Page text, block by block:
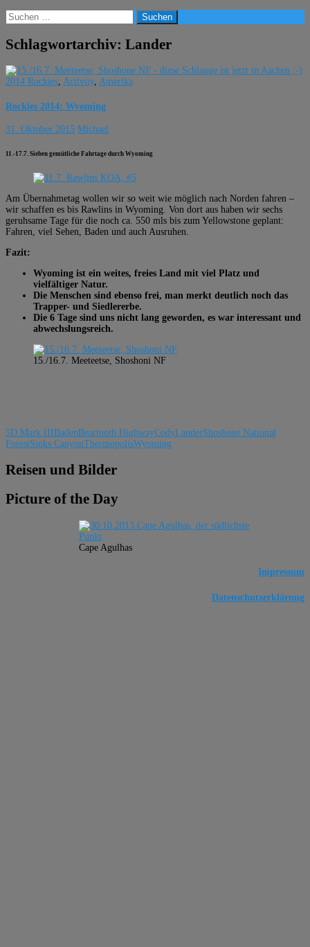
Suchen
nach:
Schlagwortarchiv: Lander
2014 Rockies, Activity, Amerika
Rockies 2014: Wyoming
31. Oktober 2015 Michael
11.-17.7. Sieben gemütliche Fahrtage durch Wyoming
Am Übernahmetag wollen wir so weit wie möglich nach Norden fahren –
wir schaffen es bis Rawlins in Wyoming. Von dort aus haben wir sechs
geruhsame Tage für die noch ca. 550 mls bis zum Yellowstone geplant:
Fahren, viel Sehen, Baden und auch Ausruhen.
Fazit:
Wyoming ist ein weites, freies Land mit viel Platz und
vielfältiger Natur.
Die Menschen sind ebenso frei, man merkt deutlich noch das
Trapper- und Siedlererbe.
Die 6 Tage sind uns nicht lang geworden, es war interessant und
abwechslungsreich.
15./16.7. Meeteetse, Shoshoni NF
5D Mark IIIBadenBeartooth HighwayCodyLanderShoshone National
ForestSinks CanyonThermopolisWyoming
Reisen und Bilder
Picture of the Day
Cape Agulhas
Impressum
Datenschutzerklärung